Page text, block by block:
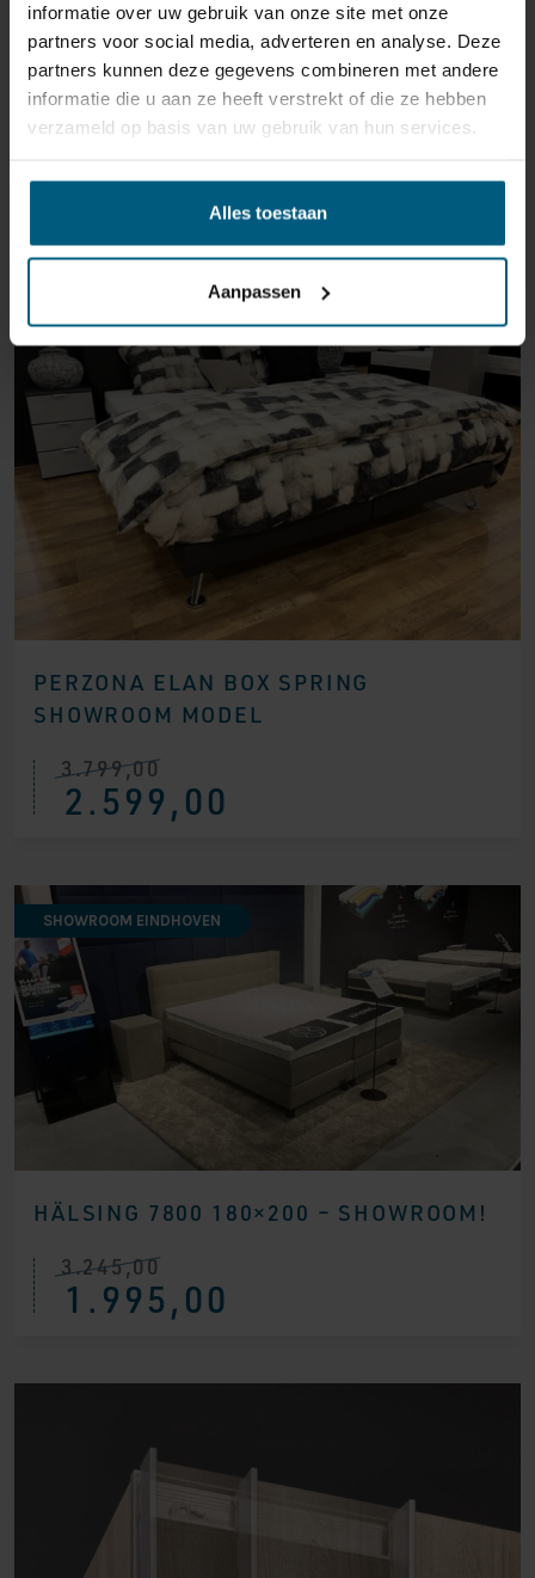
informatie over uw gebruik van onze site met onze
partners voor social media, adverteren en analyse. Deze
partners kunnen deze gegevens combineren met andere
informatie die u aan ze heeft verstrekt of die ze hebben
verzameld op basis van uw gebruik van hun services.
Alles toestaan
Aanpassen
ÄHNLICHE PRODUKTE
PERZONA ELAN BOX SPRING
SHOWROOM MODEL
3.799,00
Ursprünglicher
Preis
war:
2.599,00
Aktueller
Preis
ist:
HÄLSING 7800 180×200 – SHOWROOM!
SHOWROOM EINDHOVEN
3.245,00
Ursprünglicher
Preis
war:1.995,00
Aktueller
Preis
ist: